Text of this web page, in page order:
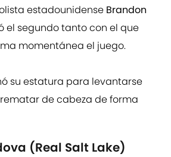
estadounidense Brandon
el segundo tanto con el que
momentánea el juego.
su estatura para levantarse
de cabeza de forma
(Real Salt Lake)